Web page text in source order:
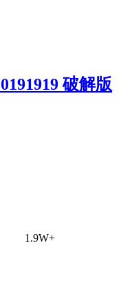
破解版
1.9W+